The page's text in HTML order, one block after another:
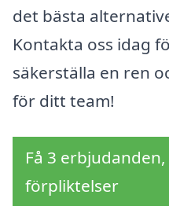
det bästa
Kontakta oss idag
säkerställa en ren
för ditt team!
Få 3
förpliktelser